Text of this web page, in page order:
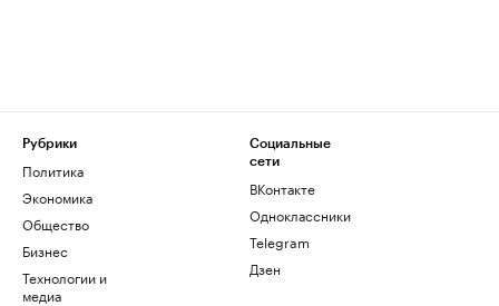
Рубрики
Политика
Экономика
Общество
Бизнес
Технологии и
медиа
Социальные
сети
ВКонтакте
Одноклассники
Telegram
Дзен